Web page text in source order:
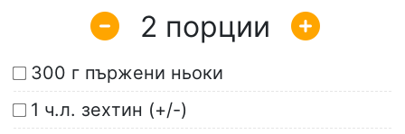
2
300 г пържени ньоки
1 ч.л. зехтин (+/-)